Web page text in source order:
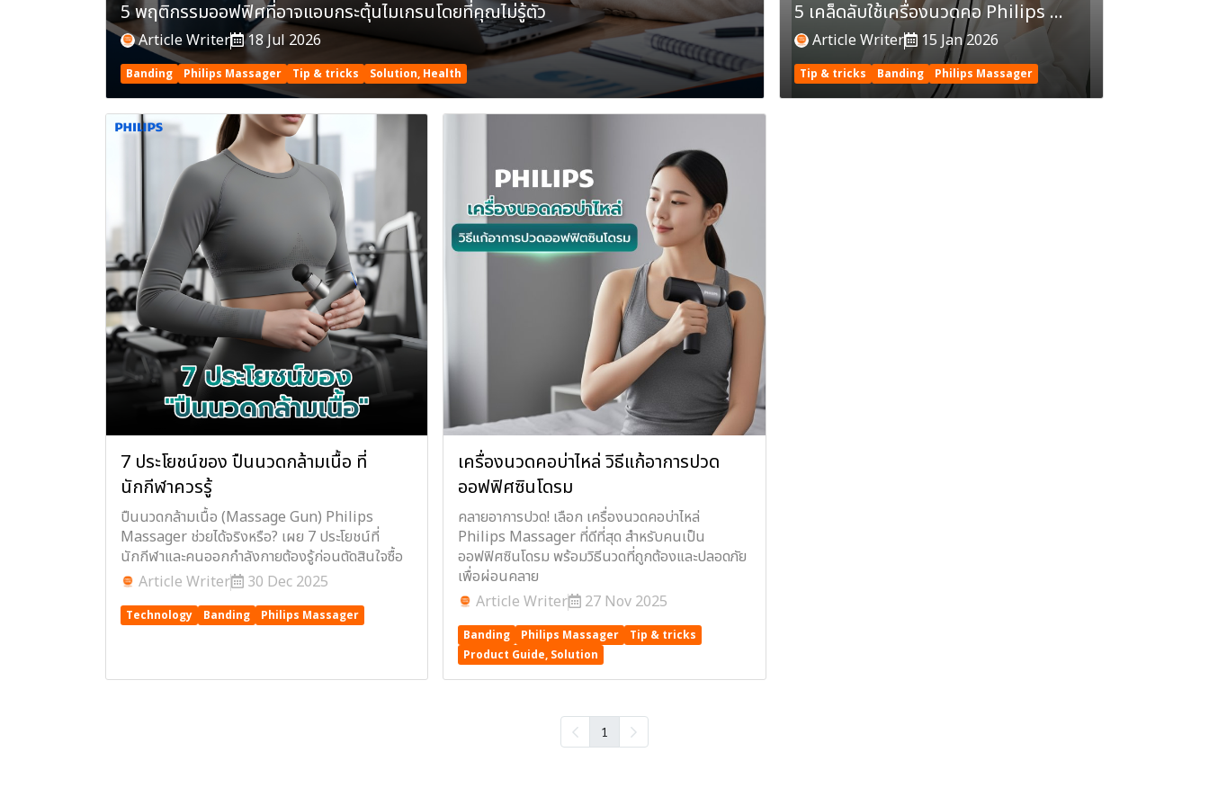
5 พฤติกรรมออฟฟิศที่อาจแอบกระตุ้นไมเกรนโดยที่คุณไม่รู้ตัว
Article Writer 18 Jul 2026
Banding Philips Massager Tip & tricks Solution, Health
5 เคล็ดลับใช้เครื่องนวดคอ Philips Massager แก้ปวดตรงจุด
Article Writer 15 Jan 2026
Tip & tricks Banding Philips Massager
7 ประโยชน์ของ ปืนนวดกล้ามเนื้อ ที่
นักกีฬาควรรู้
ปืนนวดกล้ามเนื้อ (Massage Gun) Philips
Massager ช่วยได้จริงหรือ? เผย 7 ประโยชน์ที่
นักกีฬาและคนออกกำลังกายต้องรู้ก่อนตัดสินใจซื้อ
Article Writer
30 Dec 2025
Technology Banding Philips Massager
เครื่องนวดคอบ่าไหล่ วิธีแก้อาการปวด
ออฟฟิศซินโดรม
คลายอาการปวด! เลือก เครื่องนวดคอบ่าไหล่
Philips Massager ที่ดีที่สุด สำหรับคนเป็น
ออฟฟิศซินโดรม พร้อมวิธีนวดที่ถูกต้องและปลอดภัย
เพื่อผ่อนคลาย
Article Writer
27 Nov 2025
Banding Philips Massager
Tip & tricks
Product Guide, Solution
1